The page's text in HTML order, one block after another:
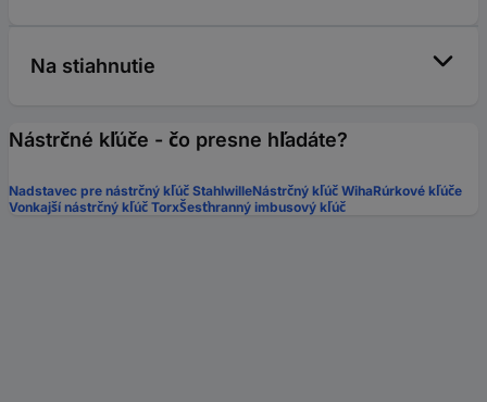
Na stiahnutie
Nástrčné kľúče - čo presne hľadáte?
Nadstavec pre nástrčný kľúč StahlwilleNástrčný kľúč WihaRúrkové kľúče
Vonkajší nástrčný kľúč TorxŠesťhranný imbusový kľúč